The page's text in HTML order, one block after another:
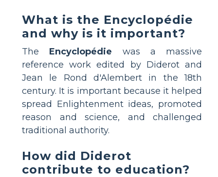
What is the Encyclopédie
and why is it important?
The Encyclopédie was a massive
reference work edited by Diderot and
Jean le Rond d'Alembert in the 18th
century. It is important because it helped
spread Enlightenment ideas, promoted
reason and science, and challenged
traditional authority.
How did Diderot
contribute to education?